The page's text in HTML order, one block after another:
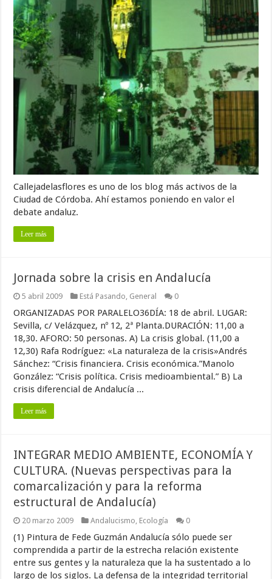
Callejadelasflores es uno de los blog más activos de la
Ciudad de Córdoba. Ahí estamos poniendo en valor el
debate andaluz.
Leer más
Jornada sobre la crisis en Andalucía
5 abril 2009 Está Pasando General 0
ORGANIZADAS POR PARALELO36DÍA: 18 de abril. LUGAR:
Sevilla, c/ Velázquez, nº 12, 2ª Planta.DURACIÓN: 11,00 a
18,30. AFORO: 50 personas. A) La crisis global. (11,00 a
12,30) Rafa Rodríguez: «La naturaleza de la crisis»Andrés
Sánchez: “Crisis financiera. Crisis económica.”Manolo
González: “Crisis política. Crisis medioambiental.” B) La
crisis diferencial de Andalucía ...
Leer más
INTEGRAR MEDIO AMBIENTE, ECONOMÍA Y
CULTURA. (Nuevas perspectivas para la
comarcalización y para la reforma
estructural de Andalucía)
20 marzo 2009 Andalucismo Ecología 0
(1) Pintura de Fede Guzmán Andalucía sólo puede ser
comprendida a partir de la estrecha relación existente
entre sus gentes y la naturaleza que la ha sustentado a lo
largo de los siglos. La defensa de la integridad territorial